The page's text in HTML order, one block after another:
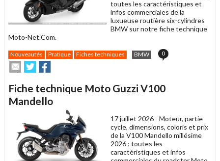
toutes les caractéristiques et
infos commerciales de la
luxueuse routière six-cylindres
BMW sur notre fiche technique
Moto-Net.Com.
Nouveautés Pratique Fiches techniques BMW 0
Envoyer
cet
à
un
ami
Partager
sur
sur
Fiche technique Moto Guzzi V100
Mandello
17 juillet 2026 - Moteur, partie
cycle, dimensions, coloris et prix
de la V100 Mandello millésime
2026 : toutes les
caractéristiques et infos